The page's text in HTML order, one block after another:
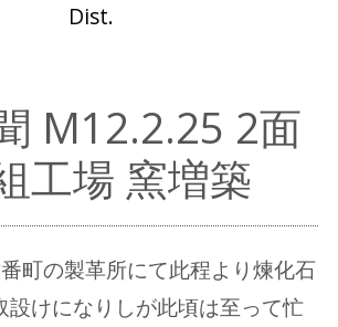
Dist.
M12.2.25 2面
工場 窯増築
町の製革所にて此程より煉化石
設けになりしが此頃は至って忙